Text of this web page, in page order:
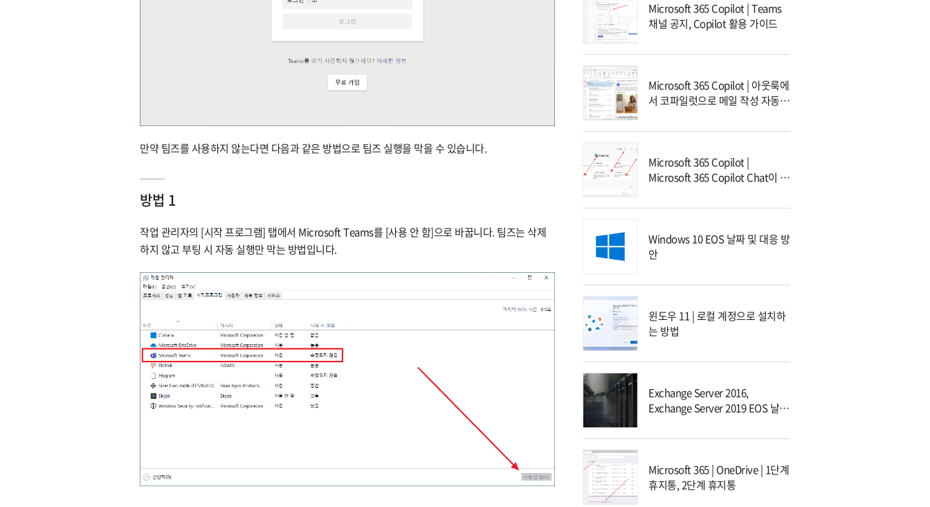
만약 팀즈를 사용하지 않는다면 다음과 같은 방법으로 팀즈 실행을 막을 수 있습니다.
방법 1
작업 관리자의 [시작 프로그램] 탭에서 Microsoft Teams를 [사용 안 함]으로 바꿉니다. 팀즈는 삭제
하지 않고 부팅 시 자동 실행만 막는 방법입니다.
Microsoft 365 Copilot | Teams
채널 공지, Copilot 활용 가이드
Microsoft 365 Copilot | 아웃룩에
서 코파일럿으로 메일 작성 자동화
Microsoft 365 Copilot |
Microsoft 365 Copilot Chat이 무
Windows 10 EOS 날짜 및 대응 방
안
윈도우 11 | 로컬 계정으로 설치하
는 방법
Exchange Server 2016,
Exchange Server 2019 EOS 날짜
Microsoft 365 | OneDrive | 1단계
휴지통, 2단계 휴지통